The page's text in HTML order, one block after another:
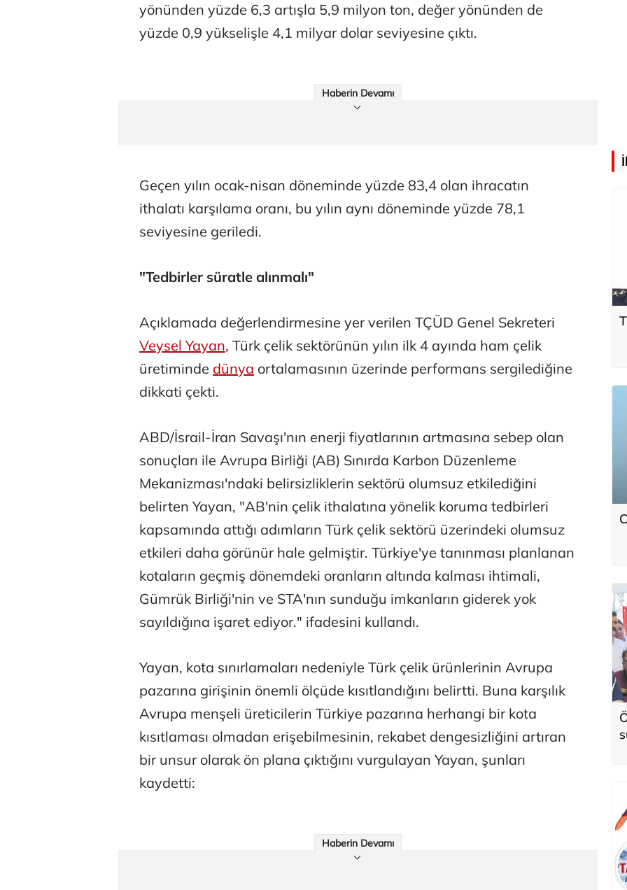
yönünden yüzde 6,3 artışla 5,9 milyon ton, değer yönünden de
yüzde 0,9 yükselişle 4,1 milyar dolar seviyesine çıktı.
Haberin Devamı
Geçen yılın ocak-nisan döneminde yüzde 83,4 olan ihracatın
ithalatı karşılama oranı, bu yılın aynı döneminde yüzde 78,1
seviyesine geriledi.
"Tedbirler süratle alınmalı"
Açıklamada değerlendirmesine yer verilen TÇÜD Genel Sekreteri
Veysel Yayan, Türk çelik sektörünün yılın ilk 4 ayında ham çelik
üretiminde dünya ortalamasının üzerinde performans sergilediğine
dikkati çekti.
ABD/İsrail-İran Savaşı'nın enerji fiyatlarının artmasına sebep olan
sonuçları ile Avrupa Birliği (AB) Sınırda Karbon Düzenleme
Mekanizması'ndaki belirsizliklerin sektörü olumsuz etkilediğini
belirten Yayan, "AB'nin çelik ithalatına yönelik koruma tedbirleri
kapsamında attığı adımların Türk çelik sektörü üzerindeki olumsuz
etkileri daha görünür hale gelmiştir. Türkiye'ye tanınması planlanan
kotaların geçmiş dönemdeki oranların altında kalması ihtimali,
Gümrük Birliği'nin ve STA'nın sunduğu imkanların giderek yok
sayıldığına işaret ediyor." ifadesini kullandı.
Yayan, kota sınırlamaları nedeniyle Türk çelik ürünlerinin Avrupa
pazarına girişinin önemli ölçüde kısıtlandığını belirtti. Buna karşılık
Avrupa menşeli üreticilerin Türkiye pazarına herhangi bir kota
kısıtlaması olmadan erişebilmesinin, rekabet dengesizliğini artıran
bir unsur olarak ön plana çıktığını vurgulayan Yayan, şunları
kaydetti:
Haberin Devamı
Mehmet Tez